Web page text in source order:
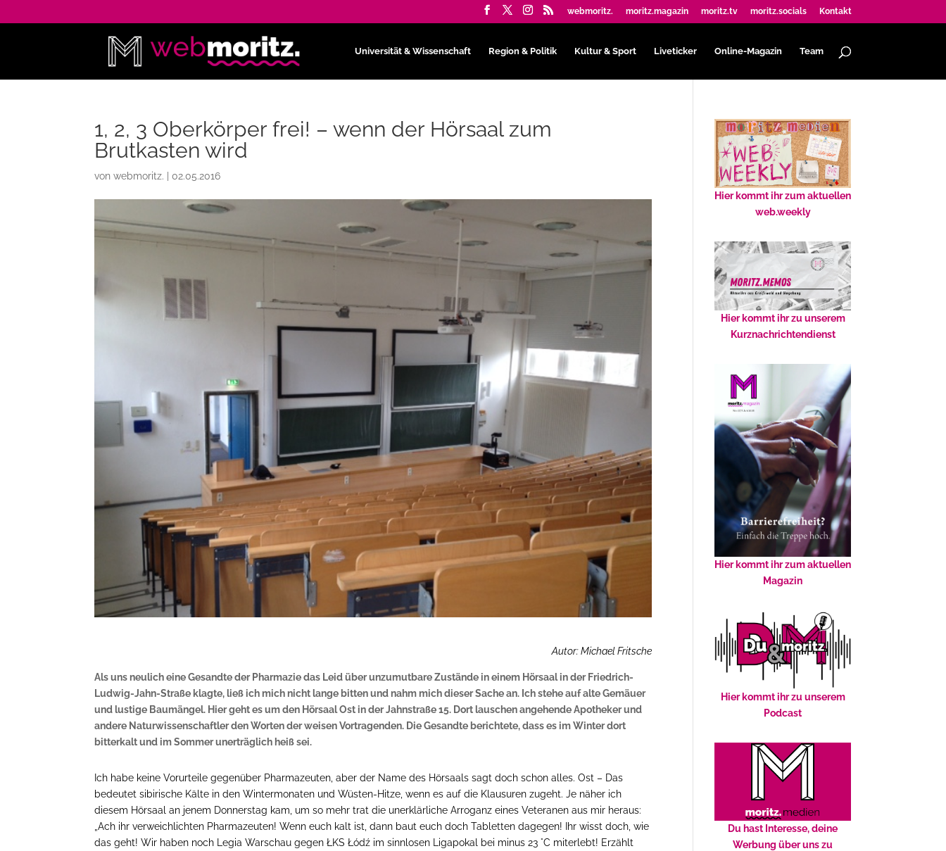
webmoritz. moritz.magazin moritz.tv moritz.socials Kontakt
Universität & Wissenschaft Region & Politik Kultur & Sport Liveticker Online-Magazin Team
1, 2, 3 Oberkörper frei! – wenn der Hörsaal zum
Brutkasten wird
vonwebmoritz. |02.05.2016
Autor: Michael Fritsche
Als uns neulich eine Gesandte der Pharmazie das Leid über unzumutbare Zustände in einem Hörsaal in der Friedrich-
Ludwig-Jahn-Straße klagte, ließ ich mich nicht lange bitten und nahm mich dieser Sache an. Ich stehe auf alte Gemäuer
und lustige Baumängel. Hier geht es um den Hörsaal Ost in der Jahnstraße 15. Dort lauschen angehende Apotheker und
andere Naturwissenschaftler den Worten der weisen Vortragenden. Die Gesandte berichtete, dass es im Winter dort
bitterkalt und im Sommer unerträglich heiß sei.
Ich habe keine Vorurteile gegenüber Pharmazeuten, aber der Name des Hörsaals sagt doch schon alles. Ost – Das
bedeutet sibirische Kälte in den Wintermonaten und Wüsten-Hitze, wenn es auf die Klausuren zugeht. Je näher ich
diesem Hörsaal an jenem Donnerstag kam, um so mehr trat die unerklärliche Arroganz eines Veteranen aus mir heraus:
„Ach ihr verweichlichten Pharmazeuten! Wenn euch kalt ist, dann baut euch doch Tabletten dagegen! Ihr wisst doch, wie
das geht! Wir haben noch Legia Warschau gegen ŁKS Łódź im sinnlosen Ligapokal bei minus23 °C miterlebt! Erzählt
Hier kommt ihr zum aktuellen
web.weekly
Hier kommt ihr zu unserem
Kurznachrichtendienst
Hier kommt ihr zum aktuellen
Magazin
Hier kommt ihr zu unserem
Podcast
Du hast Interesse, deine
Werbung über uns zu